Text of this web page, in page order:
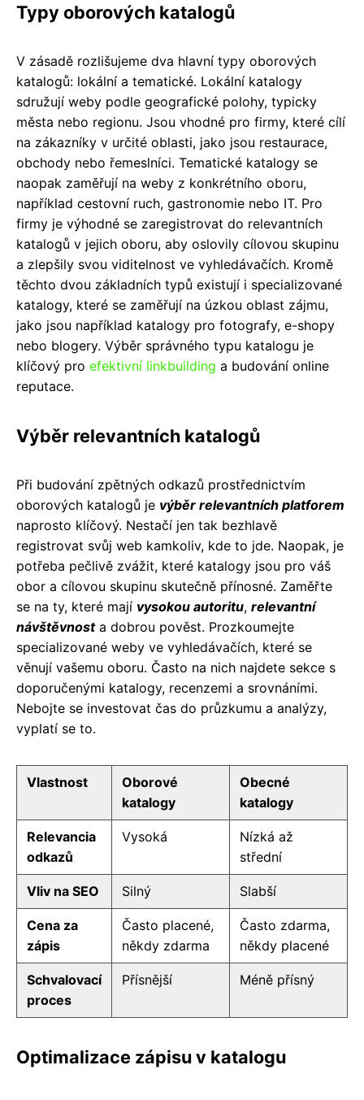
Typy oborových katalogů
V zásadě rozlišujeme dva hlavní typy oborových
katalogů: lokální a tematické. Lokální katalogy
sdružují weby podle geografické polohy, typicky
města nebo regionu. Jsou vhodné pro firmy, které cílí
na zákazníky v určité oblasti, jako jsou restaurace,
obchody nebo řemeslníci. Tematické katalogy se
naopak zaměřují na weby z konkrétního oboru,
například cestovní ruch, gastronomie nebo IT. Pro
firmy je výhodné se zaregistrovat do relevantních
katalogů v jejich oboru, aby oslovily cílovou skupinu
a zlepšily svou viditelnost ve vyhledávačích. Kromě
těchto dvou základních typů existují i ​​specializované
katalogy, které se zaměřují na úzkou oblast zájmu,
jako jsou například katalogy pro fotografy, e-shopy
nebo blogery. Výběr správného typu katalogu je
klíčový pro efektivní linkbuilding a budování online
reputace.
Výběr relevantních katalogů
Při budování zpětných odkazů prostřednictvím
oborových katalogů je výběr relevantních platforem
naprosto klíčový. Nestačí jen tak bezhlavě
registrovat svůj web kamkoliv, kde to jde. Naopak, je
potřeba pečlivě zvážit, které katalogy jsou pro váš
obor a cílovou skupinu skutečně přínosné. Zaměřte
se na ty, které mají vysokou autoritu, relevantní
návštěvnosta dobrou pověst. Prozkoumejte
specializované weby ve vyhledávačích, které se
věnují vašemu oboru. Často na nich najdete sekce s
doporučenými katalogy, recenzemi a srovnáními.
Nebojte se investovat čas do průzkumu a analýzy,
vyplatí se to.
Vlastnost
Oborové
katalogy
Obecné
katalogy
Relevancia
odkazů
Vysoká
Nízká až
střední
Vliv na SEO Silný Slabší
Cena za
zápis
Často placené,
někdy zdarma
Často zdarma,
někdy placené
Schvalovací
proces
Přísnější Méně přísný
Optimalizace zápisu v katalogu